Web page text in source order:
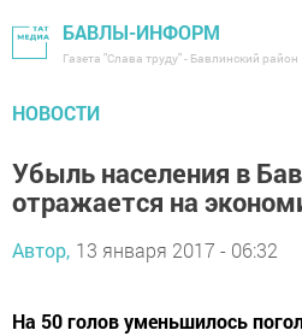
БАВЛЫ-ИНФОРМ
Газета "Слава труду" - Бавлинский район
НОВОСТИ
Убыль населения в
отражается на
Автор, 13 января 2017 - 06:32
На 50 голов уменьшилось